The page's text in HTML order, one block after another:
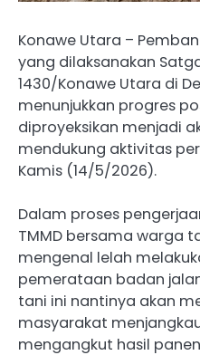
Konawe Utara –
yang dilaksanakan
1430/Konawe Utara di
menunjukkan progres
diproyeksikan menjadi
mendukung aktivitas
Kamis (14/5/2026).
Dalam proses
TMMD bersama warga
mengenal lelah
pemerataan badan
tani ini nantinya akan
masyarakat
mengangkut hasil